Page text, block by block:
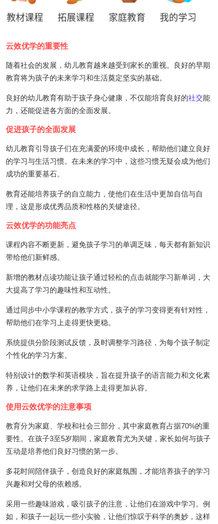
云效优学的重要性
随着社会的发展，幼儿教育越来越受到家长的重视。良好的早期
教育将为孩子的未来学习和生活奠定坚实的基础。
良好的幼儿教育有助于孩子身心健康，不仅能培育良好的社交能
力，还能促进各方面的全面发展。
促进孩子的全面发展
幼儿教育引导孩子们在充满爱的环境中成长，帮助他们建立良好
的学习与生活习惯。在未来的学习中，这些习惯无疑会成为他们
成功的重要基石。
教育还能培养孩子的自立能力，使他们在生活中更加自信与自
理，这是形成优秀品质和性格的关键途径。
云效优学的功能亮点
课程内容不断更新，避免孩子学习的单调乏味，每天都有新知识
带给他们新鲜感。
新增的教材点读功能让孩子通过轻松的点击就能学习新单词，大
大提高了学习的趣味性和互动性。
通过同步中小学课程的教学方式，孩子的学习变得更有针对性，
帮助他们在学习上走得更快更稳。
系统提供分阶段测试反馈，及时调整学习路径，为每个孩子制定
个性化的学习方案。
特别设计的数学和英语模块，旨在提升孩子的语言能力和文化素
养，让他们在未来的求学路上走得更加从容。
使用云效优学的注意事项
教育分为家庭、学校和社会三部分，其中家庭教育占据70%的重
要性。在孩子3至5岁期间，家庭教育尤为关键，家长如何与孩子
互动是培养他们良好习惯的第一步。
多花时间陪伴孩子，创造良好的家庭氛围，才能培养孩子的学习
兴趣和对父母的依赖感。
采用一些趣味游戏，吸引孩子的注意，让他们在游戏中学习。例
如，和孩子一起玩一些小实验，让他们惊叹于科学的奥妙，这样